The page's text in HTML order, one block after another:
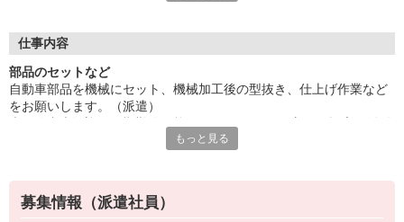
■お友達紹介キャンペーン！デジタルギフト3000円分プレゼント
『テクノ・サービス』は、派遣業界大手スタッフサービスグルー
プです。
全国にあるお仕事の中から、一人ひとりのスキルや希望条件に応
じたお仕事をご案内します。
登録方法は、【オンライン】【電話】【登録会来場】の3つから
選べます♪
仕事内容
部品のセットなど
自動車部品を機械にセット、機械加工後の型抜き、仕上げ作業など
をお願いします。（派遣）
中。土曜日は月1回程度出勤あり。
もっと見る
募集情報（派遣社員）